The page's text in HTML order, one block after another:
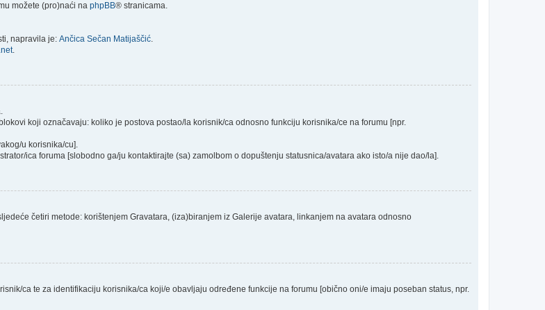
možete (pro)naći na phpBB® stranicama.
napravila je: Ančica Sečan Matijaščić.
.
koji označavaju: koliko je postova postao/la korisnik/ca odnosno funkciju korisnika/ce na forumu [npr.
u korisnika/cu].
ica foruma [slobodno ga/ju kontaktirajte (sa) zamolbom o dopuštenju statusnica/avatara ako isto/a nije dao/la].
četiri metode: korištenjem Gravatara, (iza)biranjem iz Galerije avatara, linkanjem na avatara odnosno
ca te za identifikaciju korisnika/ca koji/e obavljaju određene funkcije na forumu [obično oni/e imaju poseban status, npr.